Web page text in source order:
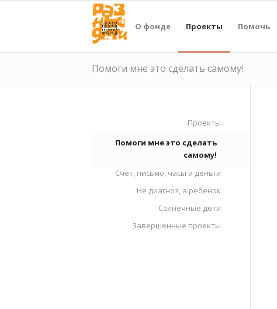
О фонде Проекты Помочь
Помоги мне это сделать самому!
Проекты
Помоги мне это сделать
самому!
Счёт, письмо, часы и деньги
Не диагноз, а ребенок
Солнечные дети
Завершенные проекты